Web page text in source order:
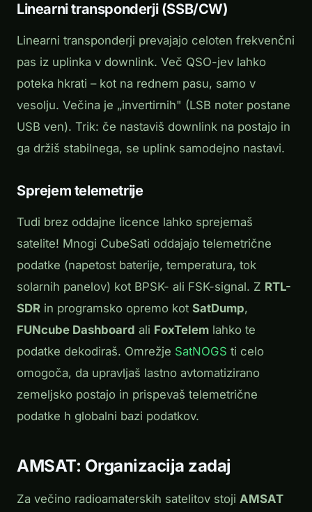
Linearni transponderji (SSB/CW)
Linearni transponderji prevajajo celoten frekvenčni
pas iz uplinka v downlink. Več QSO-jev lahko
poteka hkrati – kot na rednem pasu, samo v
vesolju. Večina je „invertirnih" (LSB noter postane
USB ven). Trik: če nastaviš downlink na postajo in
ga držiš stabilnega, se uplink samodejno nastavi.
Sprejem telemetrije
Tudi brez oddajne licence lahko sprejemaš
satelite! Mnogi CubeSati oddajajo telemetrične
podatke (napetost baterije, temperatura, tok
solarnih panelov) kot BPSK- ali FSK-signal. Z RTL-
SDR in programsko opremo kot SatDump,
FUNcube Dashboard ali FoxTelem lahko te
podatke dekodiraš. Omrežje SatNOGS ti celo
omogoča, da upravljaš lastno avtomatizirano
zemeljsko postajo in prispеvaš telemetrične
podatke h globalni bazi podatkov.
AMSAT: Organizacija zadaj
Za večino radioamaterskih satelitov stoji AMSAT